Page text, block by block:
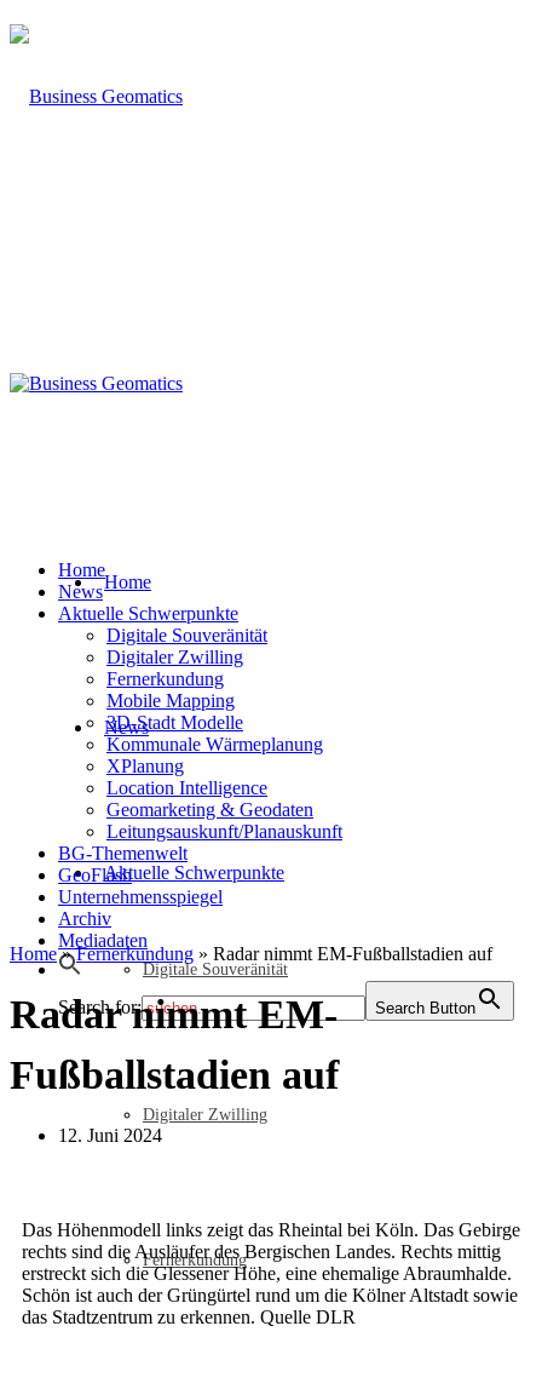
Home
News
Aktuelle Schwerpunkte
Digitale Souveränität
Digitaler Zwilling
Fernerkundung
Home
News
Aktuelle Schwerpunkte
Digitale Souveränität
Digitaler Zwilling
Fernerkundung
Mobile Mapping
3D-Stadt Modelle
Kommunale Wärmeplanung
XPlanung
Location Intelligence
Geomarketing & Geodaten
Leitungsauskunft/Planauskunft
BG-Themenwelt
GeoFlash
Unternehmensspiegel
Archiv
Mediadaten
Search for: Search Button
Home»Fernerkundung » Radar nimmt EM-Fußballstadien auf
Radar nimmt EM-
Fußballstadien auf
12. Juni 2024
Das Höhenmodell links zeigt das Rheintal bei Köln. Das Gebirge
rechts sind die Ausläufer des Bergischen Landes. Rechts mittig
erstreckt sich die Glessener Höhe, eine ehemalige Abraumhalde.
Schön ist auch der Grüngürtel rund um die Kölner Altstadt sowie
das Stadtzentrum zu erkennen. Quelle DLR